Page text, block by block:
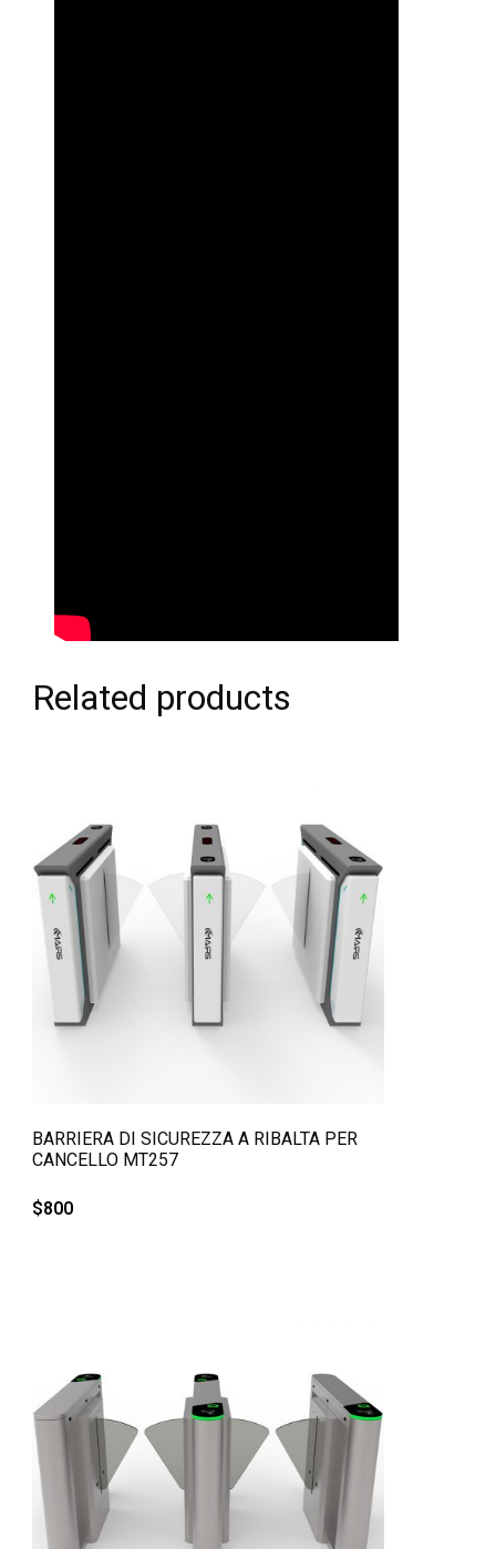
Related products
BARRIERA DI SICUREZZA A RIBALTA PER
CANCELLO MT257
$800